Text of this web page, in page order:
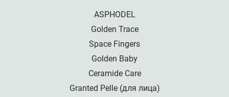
ASPHODEL
Golden Trace
Space Fingers
Golden Baby
Ceramide Care
Granted Pelle (для лица)